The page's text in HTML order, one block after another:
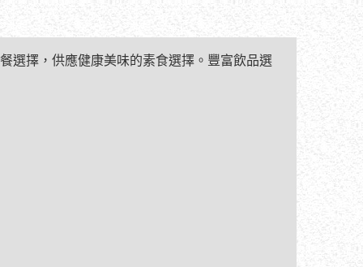
選擇，供應健康美味的素食選擇。豐富飲品選